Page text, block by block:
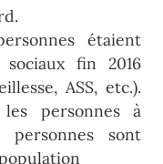
étaient
fin 2016
ASS, etc.).
personnes à
sont